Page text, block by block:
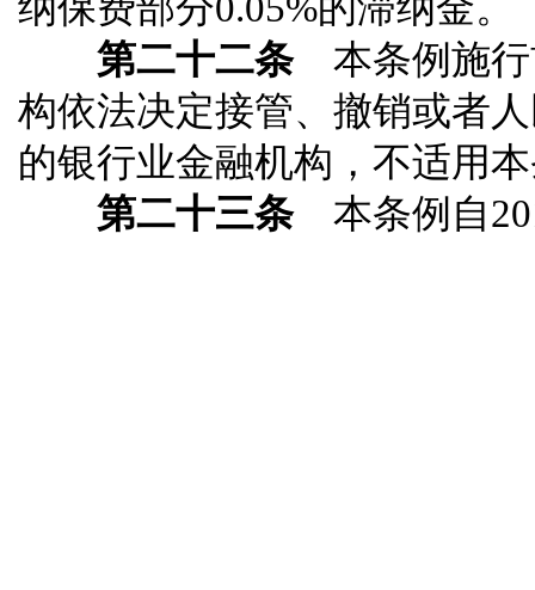
第二十二条本条例施行
构依法决定接管、撤销或者
的银行业金融机构，不适用
第二十三条本条例自